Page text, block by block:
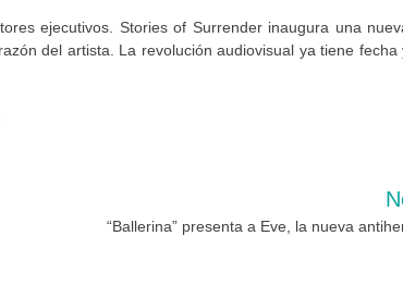
ejecutivos. Stories of Surrender inaugura una
del artista. La revolución audiovisual ya tiene fecha
“Ballerina” presenta a Eve, la nueva